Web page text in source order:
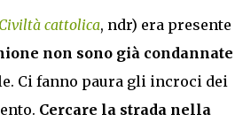
cattolica, ndr) era presente
non sono già condannate
Ci fanno paura gli incroci dei
Cercare la strada nella